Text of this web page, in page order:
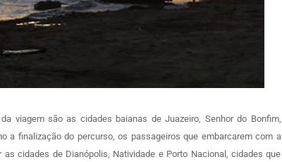
viagem são as cidades baianas de Juazeiro, Senhor do Bonfim,
a finalização do percurso, os passageiros que embarcarem com a
cidades de Dianópolis, Natividade e Porto Nacional, cidades que